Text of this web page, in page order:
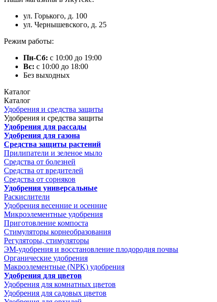
ул. Горького, д. 100
ул. Чернышевского, д. 25
Режим работы:
Пн-Сб: с 10:00 до 19:00
Вс: с 10:00 до 18:00
Без выходных
Каталог
Каталог
Удобрения и средства защиты
Удобрения и средства защиты
Удобрения для рассады
Удобрения для газона
Средства защиты растений
Прилипатели и зеленое мыло
Средства от болезней
Средства от вредителей
Средства от сорняков
Удобрения универсальные
Раскислители
Удобрения весенние и осенние
Микроэлементные удобрения
Приготовление компоста
Стимуляторы корнеобразования
Регуляторы, стимуляторы
ЭМ-удобрения и восстановление плодородия почвы
Органические удобрения
Макроэлементные (NPK) удобрения
Удобрения для цветов
Удобрения для комнатных цветов
Удобрения для садовых цветов